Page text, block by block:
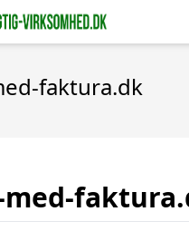
faktura.dk
med-